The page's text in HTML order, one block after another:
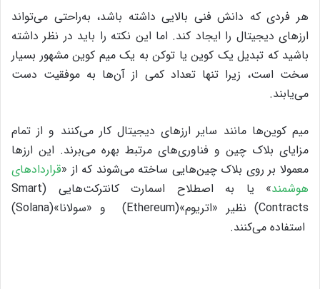
هر فردی که دانش فنی بالایی داشته باشد، به‌راحتی می‌تواند
ارزهای دیجیتال را ایجاد کند. اما این نکته را باید در نظر داشته
باشید که تبدیل یک کوین یا توکن به یک میم کوین مشهور بسیار
سخت است، زیرا تنها تعداد کمی از آن‌ها به موفقیت دست
می‌یابند.
میم کوین‌ها مانند سایر ارزهای دیجیتال کار می‌کنند و از تمام
مزایای بلاک چین و فناوری‌های مرتبط بهره می‌برند. این ارزها
معمولا بر روی بلاک چین‌هایی ساخته می‌شوند که از «قراردادهای
هوشمند
» یا به اصطلاح اسمارت کانترکت‌هایی (Smart
Contracts) نظیر «اتریوم»(Ethereum) و «سولانا»(Solana)
استفاده می‌کنند.